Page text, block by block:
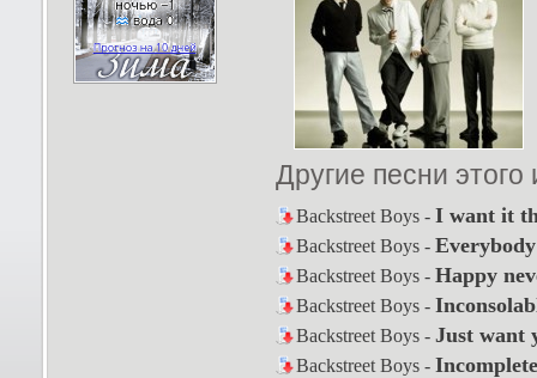
Другие песни
Backstreet Boys - I want it
Backstreet Boys - Everybody
Backstreet Boys - Happy
Backstreet Boys -
Backstreet Boys - Just want
Backstreet Boys - Incomplete